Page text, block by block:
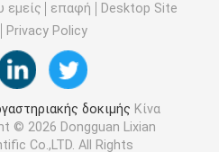
εργαστηρίου δοκιμών
δοκιμής
εμείς επαφή
Desktop Site
Privacy Policy
δοκιμής Κίνα
© 2026 Dongguan Lixian
Co.,LTD. All Rights